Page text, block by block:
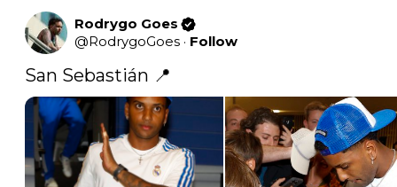
Rodrygo Goes
@RodrygoGoes · Follow
San Sebastián 📍